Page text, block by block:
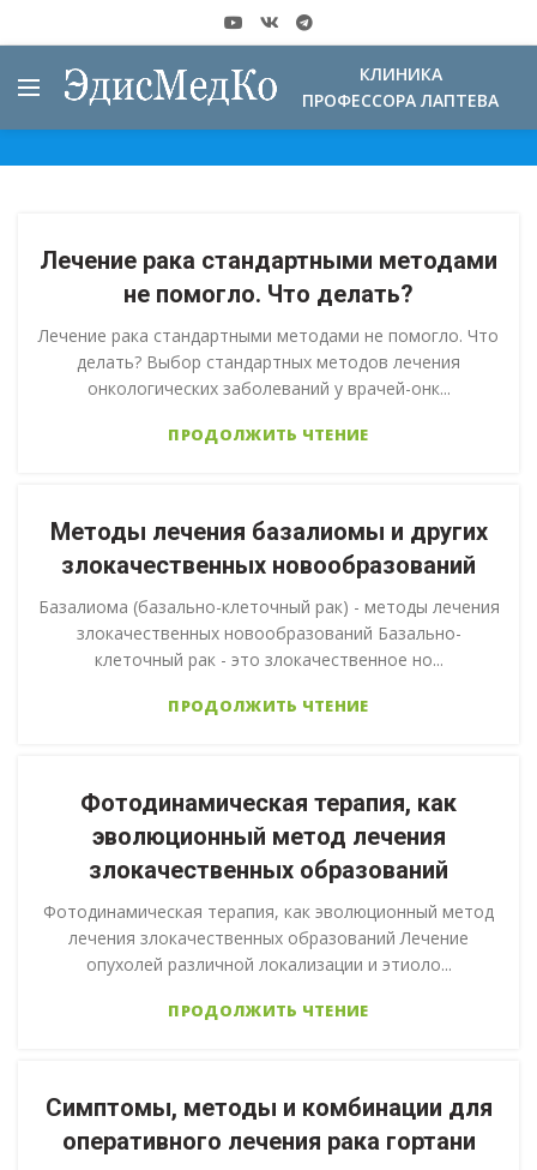
КЛИНИКА
ПРОФЕССОРА ЛАПТЕВА
Лечение рака стандартными методами
не помогло. Что делать?
Лечение рака стандартными методами не помогло. Что
делать? Выбор стандартных методов лечения
онкологических заболеваний у врачей-онк...
ПРОДОЛЖИТЬ ЧТЕНИЕ
Методы лечения базалиомы и других
злокачественных новообразований
Базалиома (базально-клеточный рак) - методы лечения
злокачественных новообразований Базально-
клеточный рак - это злокачественное но...
ПРОДОЛЖИТЬ ЧТЕНИЕ
Фотодинамическая терапия, как
эволюционный метод лечения
злокачественных образований
Фотодинамическая терапия, как эволюционный метод
лечения злокачественных образований Лечение
опухолей различной локализации и этиоло...
ПРОДОЛЖИТЬ ЧТЕНИЕ
Симптомы, методы и комбинации для
оперативного лечения рака гортани